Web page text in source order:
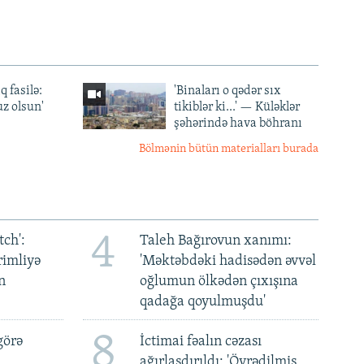
fasilə:
olsun'
'Binaları o qədər sıx
tikiblər ki...' — Küləklər
şəhərində hava böhranı
Bölmənin bütün materialları burada
4
Taleh Bağırovun xanımı:
'Məktəbdəki hadisədən əvvəl
oğlumun ölkədən çıxışına
qadağa qoyulmuşdu'
İctimai fəalın cəzası